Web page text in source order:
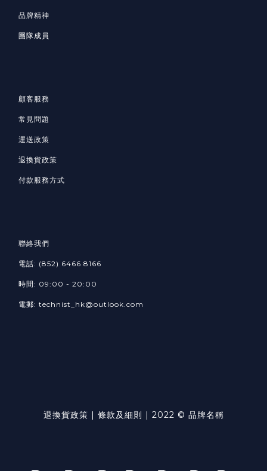
品牌精神
團隊成員
顧客服務
常見問題
運送政策
退換貨政策
付款服務方式
聯絡我們
電話: (852) 6466 8166
時間: 09:00 - 20:00
電郵: technist_hk@outlook.com
退換貨政策 | 條款及細則 | 2022 © 品牌名稱